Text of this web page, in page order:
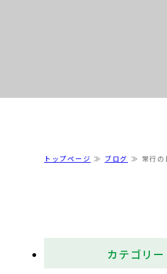
トップページ ブログ 常行の
カテゴリー